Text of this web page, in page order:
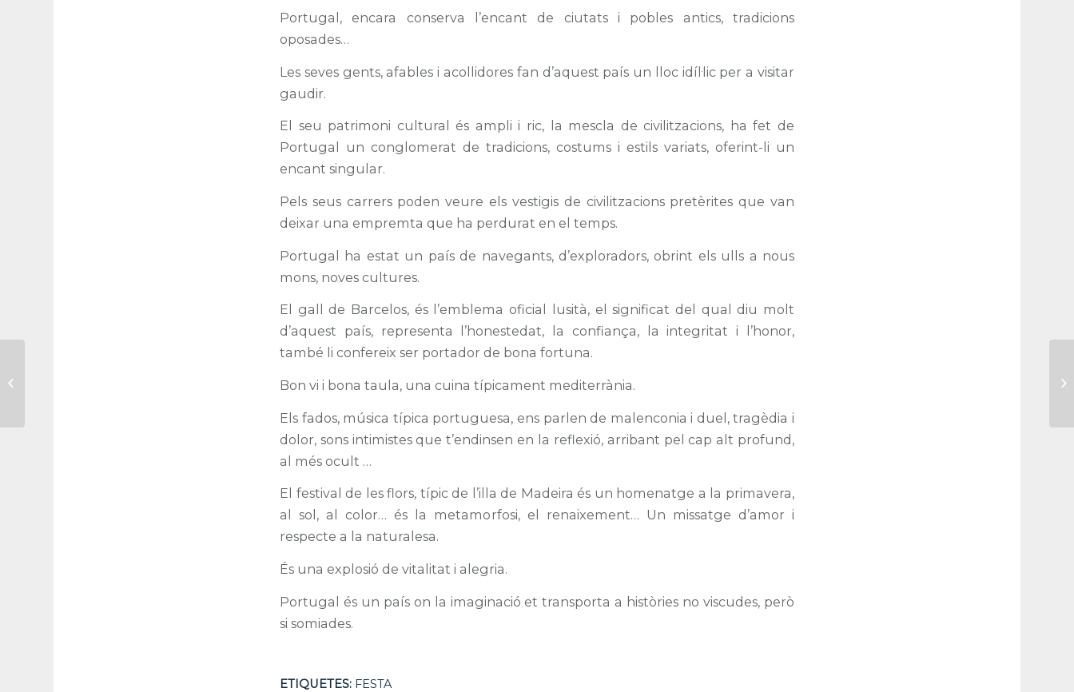
Portugal, encara conserva l’encant de ciutats i pobles antics, tradicions
oposades…
Les seves gents, afables i acollidores fan d’aquest país un lloc idíl·lic per a visitar
gaudir.
El seu patrimoni cultural és ampli i ric, la mescla de civilitzacions, ha fet de
Portugal un conglomerat de tradicions, costums i estils variats, oferint-li un
encant singular.
Pels seus carrers poden veure els vestigis de civilitzacions pretèrites que van
deixar una empremta que ha perdurat en el temps.
Portugal ha estat un país de navegants, d’exploradors, obrint els ulls a nous
mons, noves cultures.
El gall de Barcelos, és l’emblema oficial lusità, el significat del qual diu molt
d’aquest país, representa l’honestedat, la confiança, la integritat i l’honor,
també li confereix ser portador de bona fortuna.
Bon vi i bona taula, una cuina típicament mediterrània.
Els fados, música típica portuguesa, ens parlen de malenconia i duel, tragèdia i
dolor, sons intimistes que t’endinsen en la reflexió, arribant pel cap alt profund,
al més ocult …
El festival de les flors, típic de l’illa de Madeira és un homenatge a la primavera,
al sol, al color… és la metamorfosi, el renaixement… Un missatge d’amor i
respecte a la naturalesa.
És una explosió de vitalitat i alegria.
Portugal és un país on la imaginació et transporta a històries no viscudes, però
si somiades.
ETIQUETES: FESTA